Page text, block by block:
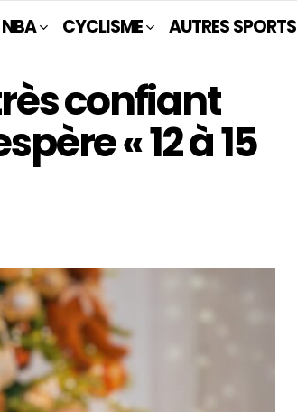
NBA CYCLISME AUTRES SPORTS
confiant
« 12 à 15